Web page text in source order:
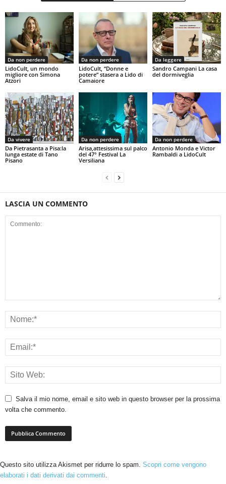
Da non perdere
LidoCult, un mondo
migliore con Simona
Atzori
Da non perdere
LidoCult, “Donne e
potere” stasera a Lido di
Camaiore
Da leggere
Sandro Campani La casa
del dormiveglia
Da vivere
Da Pietrasanta a Pisa:la
lunga estate di Tano
Pisano
Da non perdere
Arisa,attesissima sul palco
del 47° Festival La
Versiliana
Da non perdere
Antonio Monda e Victor
Rambaldi a LidoCult
LASCIA UN COMMENTO
Salva il mio nome, email e sito web in questo browser per la prossima
volta che commento.
Questo sito utilizza Akismet per ridurre lo spam. Scopri come vengono
elaborati i dati derivati dai commenti.